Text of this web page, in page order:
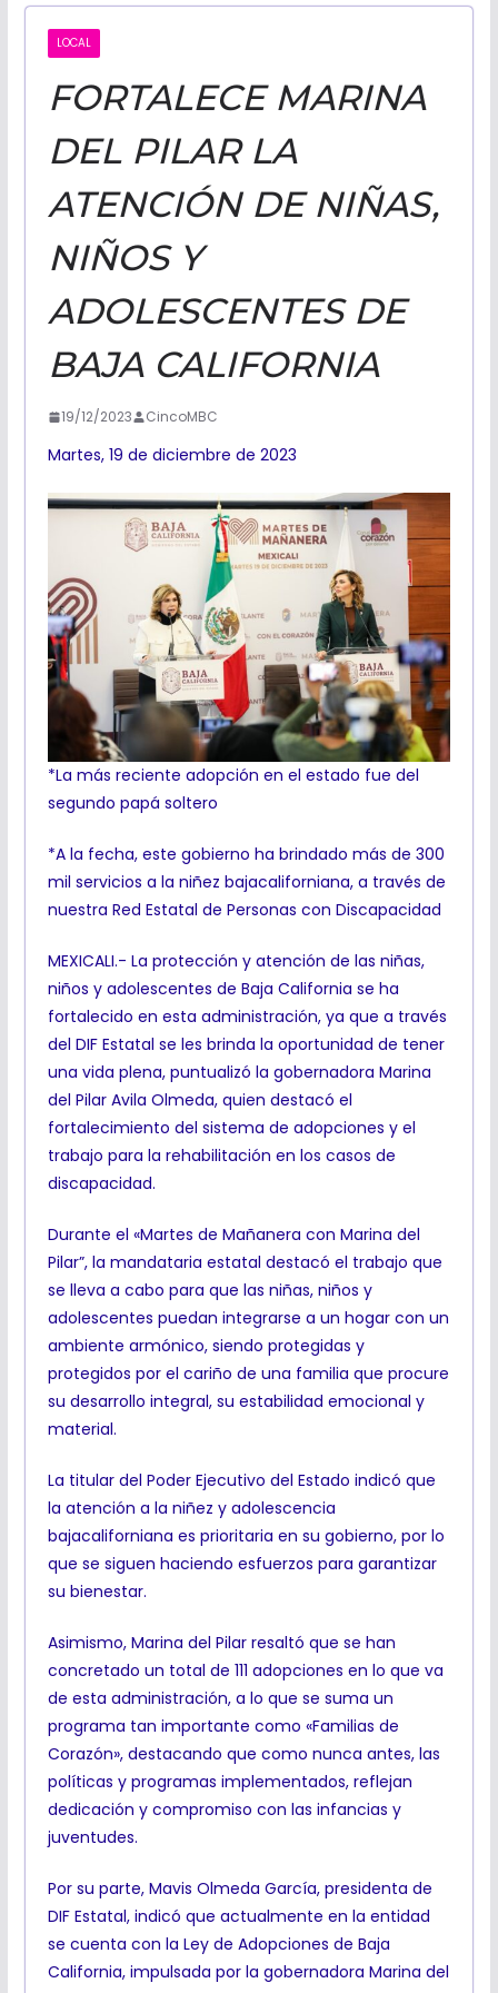
NOTICIAS
LOCAL
FORTALECE MARINA
DEL PILAR LA
ATENCIÓN DE NIÑAS,
NIÑOS Y
ADOLESCENTES DE
BAJA CALIFORNIA
19/12/2023 CincoMBC
Martes, 19 de diciembre de 2023
*La más reciente adopción en el estado fue del
segundo papá soltero
*A la fecha, este gobierno ha brindado más de 300
mil servicios a la niñez bajacaliforniana, a través de
nuestra Red Estatal de Personas con Discapacidad
MEXICALI.- La protección y atención de las niñas,
niños y adolescentes de Baja California se ha
fortalecido en esta administración, ya que a través
del DIF Estatal se les brinda la oportunidad de tener
una vida plena, puntualizó la gobernadora Marina
del Pilar Avila Olmeda, quien destacó el
fortalecimiento del sistema de adopciones y el
trabajo para la rehabilitación en los casos de
discapacidad.
Durante el «Martes de Mañanera con Marina del
Pilar”, la mandataria estatal destacó el trabajo que
se lleva a cabo para que las niñas, niños y
adolescentes puedan integrarse a un hogar con un
ambiente armónico, siendo protegidas y
protegidos por el cariño de una familia que procure
su desarrollo integral, su estabilidad emocional y
material.
La titular del Poder Ejecutivo del Estado indicó que
la atención a la niñez y adolescencia
bajacaliforniana es prioritaria en su gobierno, por lo
que se siguen haciendo esfuerzos para garantizar
su bienestar.
Asimismo, Marina del Pilar resaltó que se han
concretado un total de 111 adopciones en lo que va
de esta administración, a lo que se suma un
programa tan importante como «Familias de
Corazón», destacando que como nunca antes, las
políticas y programas implementados, reflejan
dedicación y compromiso con las infancias y
juventudes.
Por su parte, Mavis Olmeda García, presidenta de
DIF Estatal, indicó que actualmente en la entidad
se cuenta con la Ley de Adopciones de Baja
California, impulsada por la gobernadora Marina del